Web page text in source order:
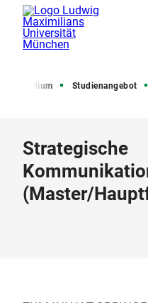
Studium Studienangebot
Strategische
(Master/